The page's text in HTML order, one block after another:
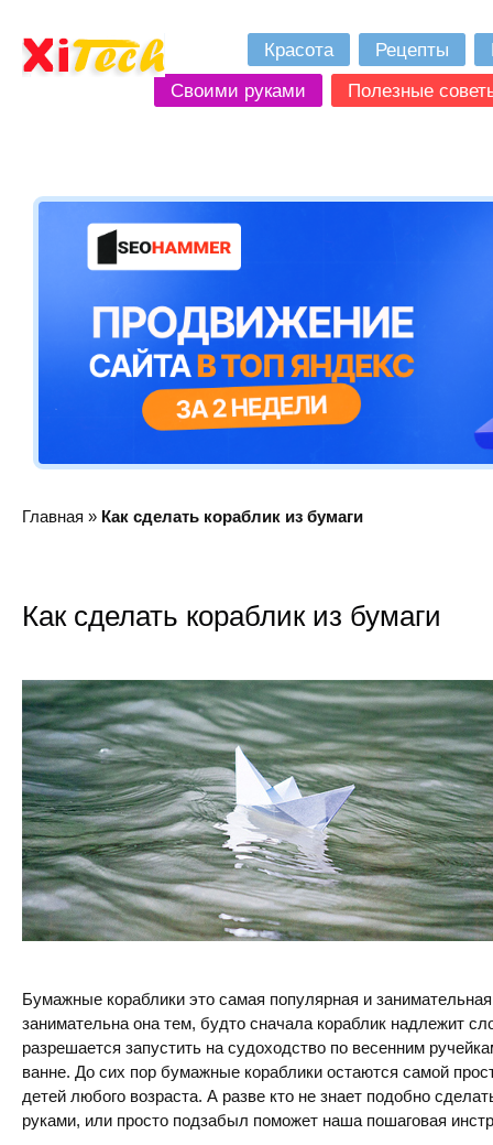
Красота Рецепты
Своими руками
Полезные
Главная » Как сделать кораблик из бумаги
Как сделать кораблик из бумаги
Бумажные кораблики это самая популярная и
занимательна она тем, будто сначала кораблик надлежит
разрешается запустить на судоходство по весенним
ванне. До сих пор бумажные кораблики остаются самой
детей любого возраста. А разве кто не знает подобно
руками, или просто подзабыл поможет наша пошаговая